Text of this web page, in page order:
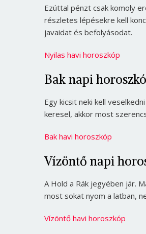
Ezúttal pénzt csak komoly
részletes lépésekre kell
javaidat és befolyásodat.
Nyilas havi horoszkóp
Bak napi
Egy kicsit neki kell
keresel, akkor most
Bak havi horoszkóp
Vízöntő napi
A Hold a Rák jegyében jár.
most sokat nyom a latban,
Vízöntő havi horoszkóp